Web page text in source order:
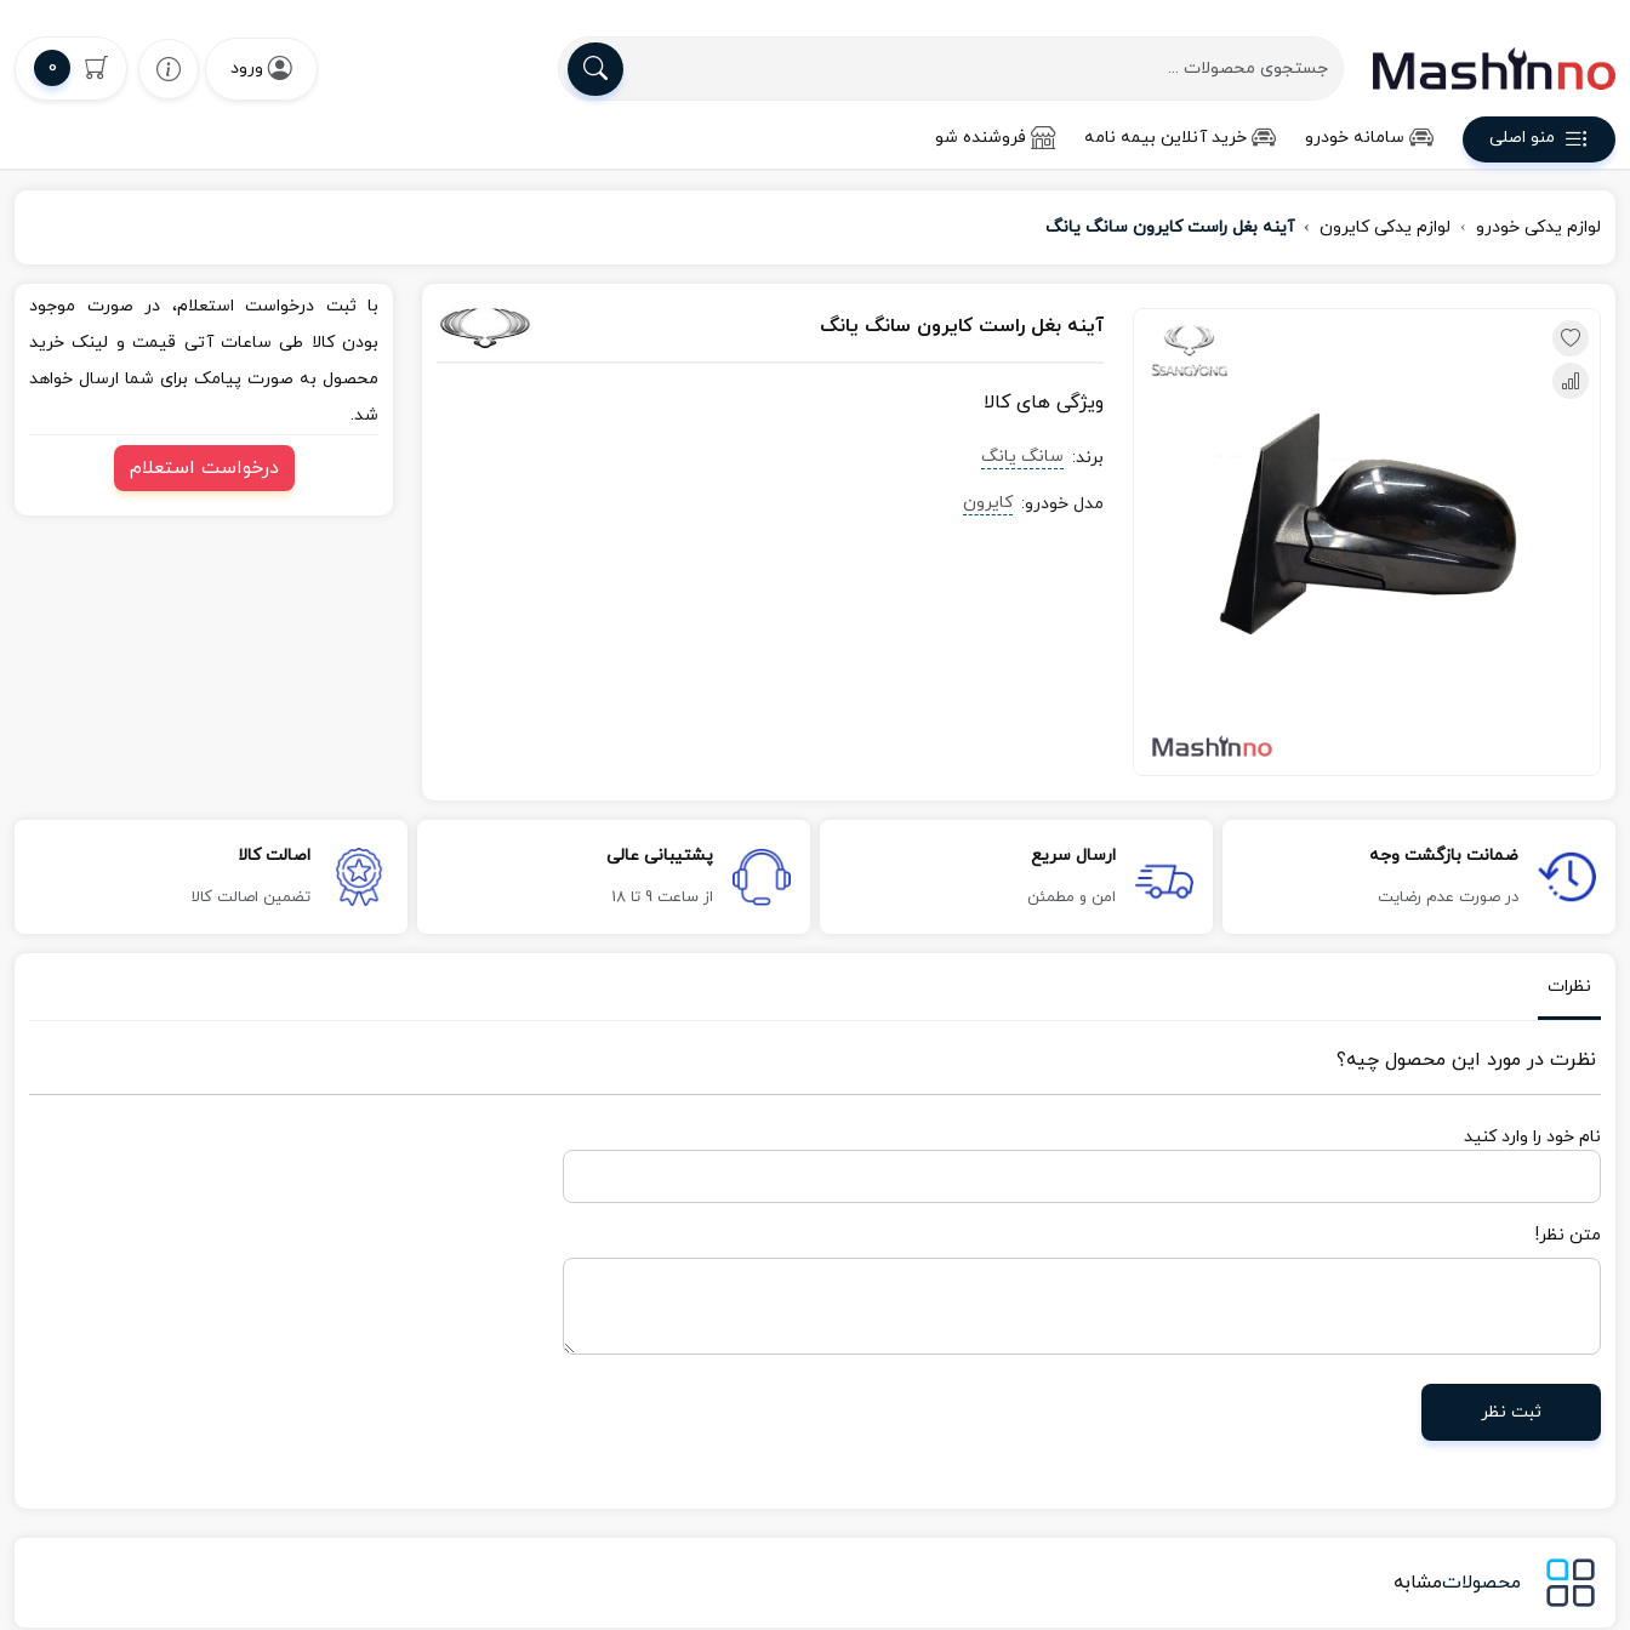
ورود 0
منو اصلی سامانه خودرو خرید آنلاین بیمه نامه فروشنده شو
لوازم یدکی خودرو لوازم یدکی کایرون آینه بغل راست کایرون سانگ یانگ
آینه بغل راست کایرون سانگ یانگ
ویژگی های کالا
برند: سانگ یانگ
مدل خودرو: کایرون
با ثبت درخواست استعلام، در صورت موجود
بودن کالا طی ساعات آتی قیمت و لینک خرید
محصول به صورت پیامک برای شما ارسال خواهد
شد.
درخواست استعلام
ضمانت بازگشت وجه
در صورت عدم رضایت
ارسال سریع
امن و مطمئن
پشتیبانی عالی
از ساعت 9 تا 18
اصالت کالا
تضمین اصالت کالا
نظرات
نظرت در مورد این محصول چیه؟
نام خود را وارد کنید
متن نظر!
ثبت نظر
محصولاتمشابه